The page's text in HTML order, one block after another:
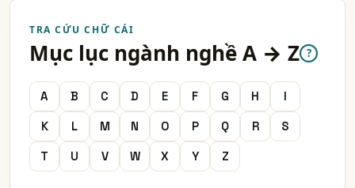
TRA CỨU CHỮ CÁI
Mục lục ngành nghề A → Z ?
A B C D E F G H
I
K
L M N O P Q R
S
T
U V W X Y Z